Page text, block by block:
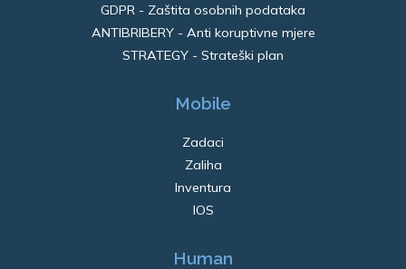
GDPR - Zaštita osobnih podataka
ANTIBRIBERY - Anti koruptivne mjere
STRATEGY - Strateški plan
Mobile
Zadaci
Zaliha
Inventura
IOS
Human